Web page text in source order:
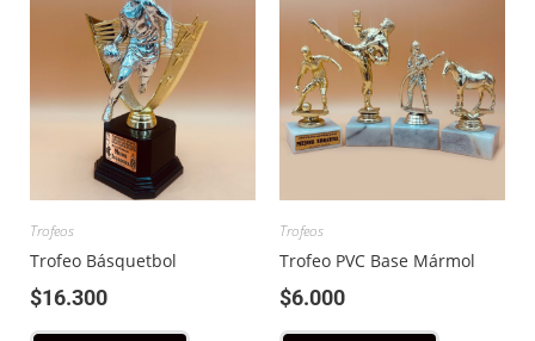
Trofeos
Trofeo Básquetbol
$16.300
Trofeos
Trofeo PVC Base Mármol
$6.000